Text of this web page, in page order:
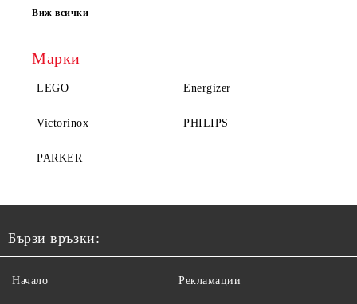
Виж всички
Марки
LEGO Energizer
Victorinox PHILIPS
PARKER
Бързи връзки:
Начало Рекламации